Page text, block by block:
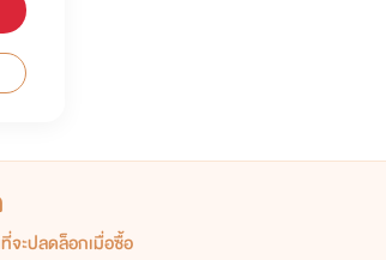
จะปลดล็อกเมื่อซื้อ